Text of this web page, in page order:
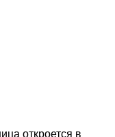
откроется в